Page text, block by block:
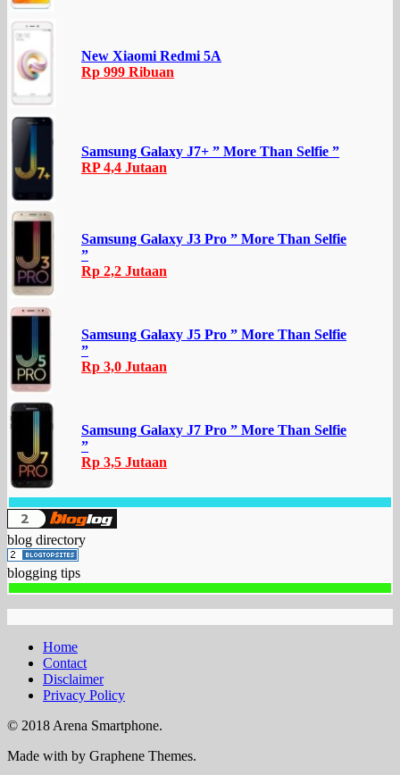
New Xiaomi Redmi 5A
Rp 999 Ribuan
Samsung Galaxy J7+ ” More Than Selfie ”
RP 4,4 Jutaan
Samsung Galaxy J3 Pro ” More Than Selfie
”
Rp 2,2 Jutaan
Samsung Galaxy J5 Pro ” More Than Selfie
”
Rp 3,0 Jutaan
Samsung Galaxy J7 Pro ” More Than Selfie
”
Rp 3,5 Jutaan
blog directory
blogging tips
Home
Contact
Disclaimer
Privacy Policy
© 2018 Arena Smartphone.
Made with by Graphene Themes.